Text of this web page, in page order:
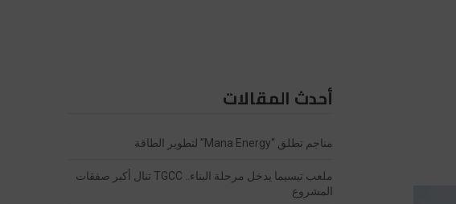
أحدث المقالات
مناجم تطلق “Mana Energy” لتطوير الطاقة
ملعب تيسيما يدخل مرحلة البناء.. TGCC تنال أكبر صفقات
المشروع